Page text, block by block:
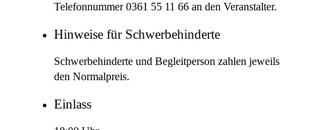
Telefonnummer 0361 55 11 66 an den Veranstalter.
Hinweise für Schwerbehinderte
Schwerbehinderte und Begleitperson zahlen jeweils
den Normalpreis.
Einlass